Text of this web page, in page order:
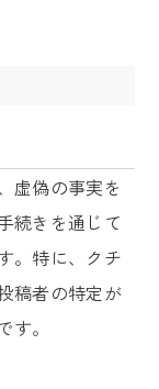
虚偽の事実を
続きを通じて
。特に、クチ
稿者の特定が
。